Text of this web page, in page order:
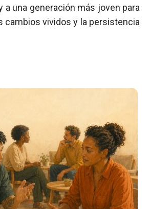
a una generación más joven para
cambios vividos y la persistencia